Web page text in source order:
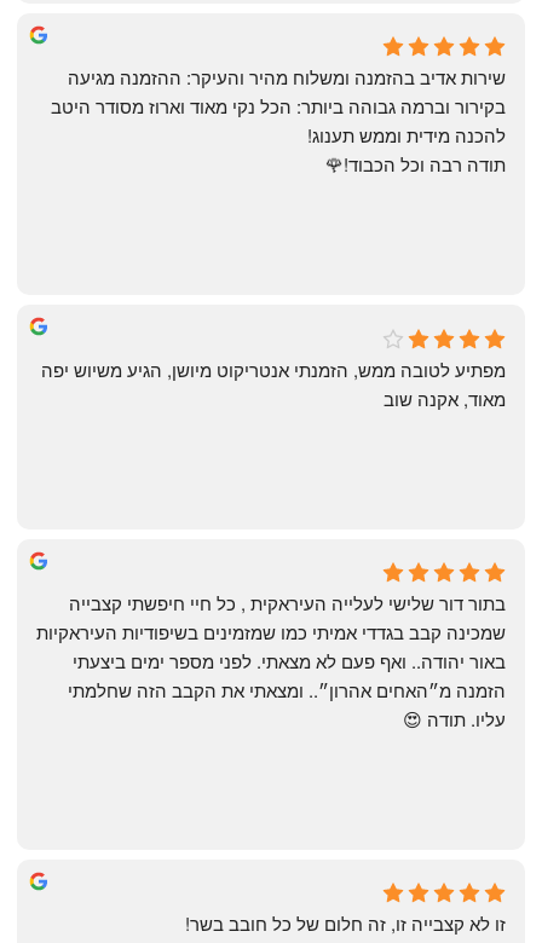
May Azulay
a month ago
michal gottfried
4 months ago
להכנה מידית וממש תענוג!
תודה רבה וכל הכבוד!🌹
שי
4 months ago
מאוד, אקנה שוב
Yonatan Menashe
6 months ago
עליו. תודה 😍
זו לא קצבייה זו, זה חלום של כל חובב בשר!